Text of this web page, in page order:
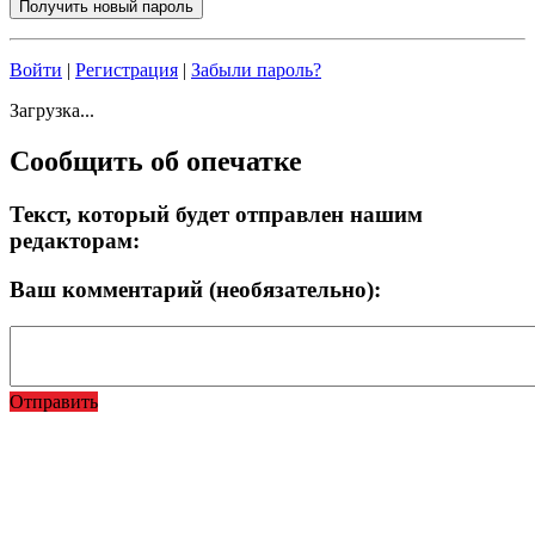
Войти | Регистрация | Забыли пароль?
Загрузка...
Сообщить об опечатке
Текст, который будет отправлен нашим
редакторам:
Ваш комментарий (необязательно):
Отправить